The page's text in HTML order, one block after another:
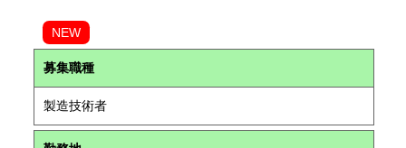
NEW
募集職種
製造技術者